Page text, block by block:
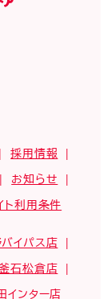
採用情報
お知らせ
ト利用条件
イパス店
石松倉店
インター店